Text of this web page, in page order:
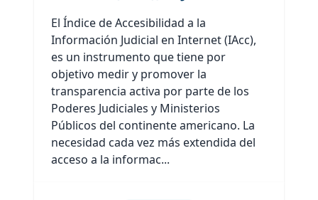
El Índice de Accesibilidad a la
Información Judicial en Internet (IAcc),
es un instrumento que tiene por
objetivo medir y promover la
transparencia activa por parte de los
Poderes Judiciales y Ministerios
Públicos del continente americano. La
necesidad cada vez más extendida del
acceso a la informac...